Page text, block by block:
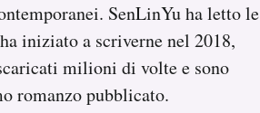
SenLinYu ha letto le
iniziato a scriverne nel 2018,
milioni di volte e sono
romanzo pubblicato.